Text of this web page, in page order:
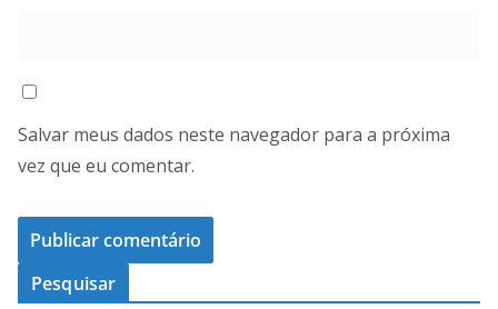
Salvar meus dados neste navegador para a próxima
vez que eu comentar.
Pesquisar